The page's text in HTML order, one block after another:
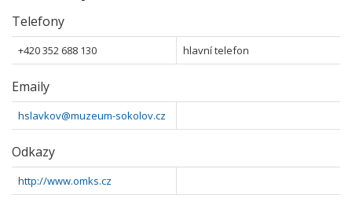
Telefony
+420 352 688 130 hlavní telefon
Emaily
hslavkov@muzeum-sokolov.cz
Odkazy
http://www.omks.cz